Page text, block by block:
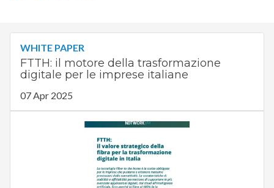
WHITE PAPER
FTTH: il motore della trasformazione
digitale per le imprese italiane
07 Apr 2025